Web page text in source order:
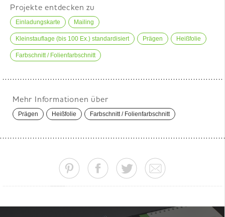
Projekte entdecken zu
Einladungskarte Mailing
Kleinstauflage (bis 100 Ex.) standardisiert Prägen Heißfolie
Farbschnitt / Folienfarbschnitt
Mehr Informationen über
Prägen Heißfolie Farbschnitt / Folienfarbschnitt